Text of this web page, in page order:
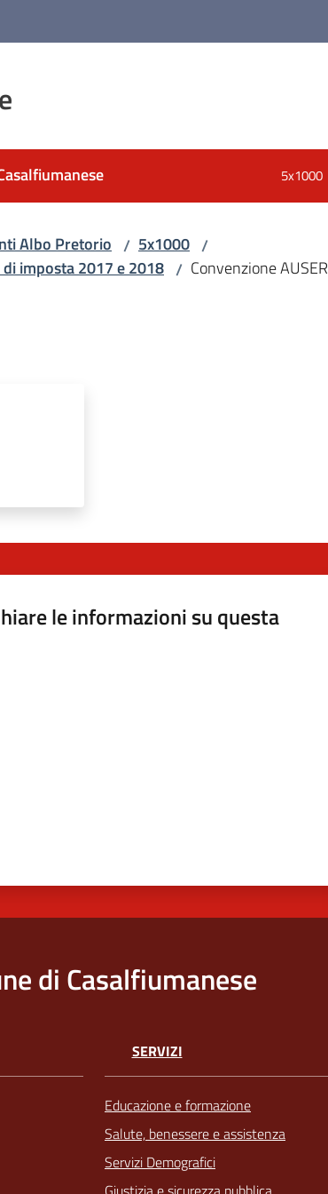
5x1000
Albo Pretorio / 5x1000 /
imposta 2017 e 2018 / Convenzione AUSER
le informazioni su questa
di Casalfiumanese
SERVIZI
Educazione e formazione
Salute, benessere e assistenza
Servizi Demografici